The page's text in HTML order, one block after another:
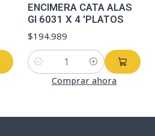
ENCIMERA CATA ALAS
GI 6031 X 4 'PLATOS
$194.989
Cantidad
Comprar ahora